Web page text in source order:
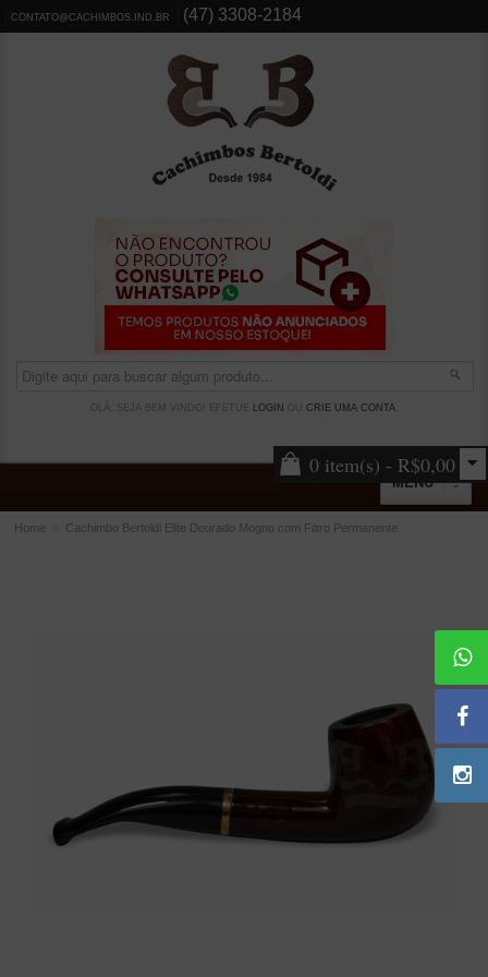
CONTATO@CACHIMBOS.IND.BR (47) 3308-2184
OLÁ, SEJA BEM VINDO! EFETUE LOGIN CRIE UMA CONTA.
0 item(s) - R$0,00
MENU
Limpadores para Cachimbo
Bolsas para Cachimbo
Home Cachimbo Bertoldi Elite Dourado Mogno com Filtro Permanente